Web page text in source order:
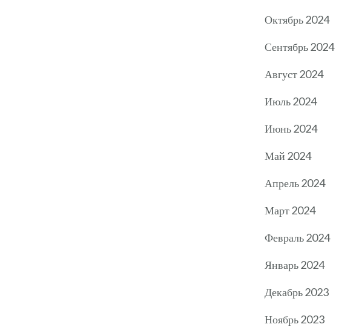
Октябрь 2024
Сентябрь 2024
Август 2024
Июль 2024
Июнь 2024
Май 2024
Апрель 2024
Март 2024
Февраль 2024
Январь 2024
Декабрь 2023
Ноябрь 2023